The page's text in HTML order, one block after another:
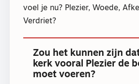
voel je nu? Plezier, Woede,
Verdriet?
Zou het kunnen zijn
kerk vooral Plezier de
moet voeren?